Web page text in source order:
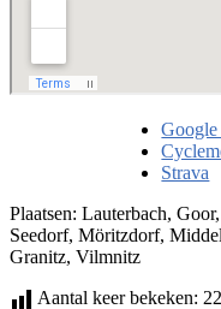
Strava
Plaatsen: Lauterbach,
Seedorf, Möritzdorf,
Granitz, Vilmnitz
Aantal keer bekeken: